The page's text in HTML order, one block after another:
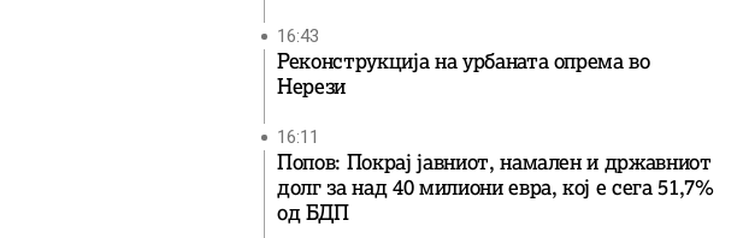
16:43
Реконструкција на урбаната опрема во
Нерези
16:11
Попов: Покрај јавниот, намален и државниот
долг за над 40 милиони евра, кој e сега 51,7%
од БДП